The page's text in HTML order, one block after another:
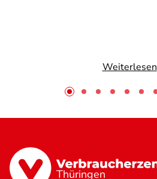
Weiterlesen
Thüringen